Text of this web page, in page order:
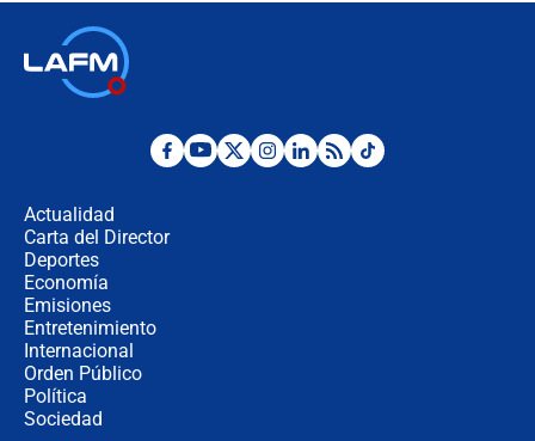
Las razones para escoger al nuevo
Actualidad
Carta del Director
Deportes
Economía
Emisiones
Entretenimiento
Internacional
Orden Público
Política
Sociedad